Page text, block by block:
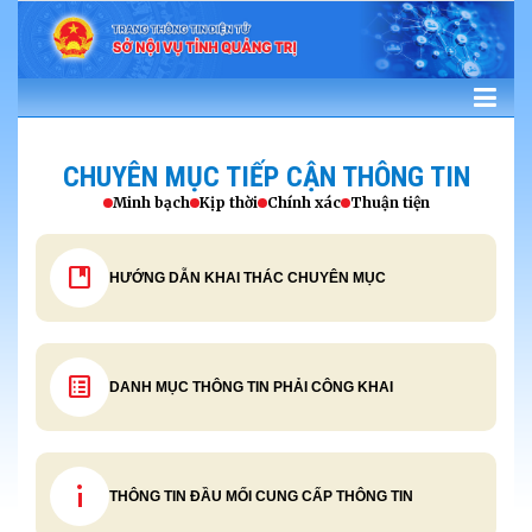
CHUYÊN MỤC TIẾP CẬN THÔNG TIN
Minh bạch Kịp thời Chính xác Thuận tiện
developer_guide HƯỚNG DẪN KHAI THÁC CHUYÊN MỤC
list_alt DANH MỤC THÔNG TIN PHẢI CÔNG KHAI
info_i THÔNG TIN ĐẦU MỐI CUNG CẤP THÔNG TIN